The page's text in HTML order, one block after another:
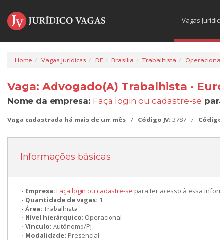
Vagas
Home Vagas Jurídicas DF Brasília Trabalhista
Vaga: Advogado(A) Trabalhista -
Nome da empresa: Faça login ou cadastre-se
Vaga cadastrada há mais de um mês / Código JV: 3787 /
Informações básicas
Empresa: Faça login ou cadastre-se para ter acesso à essa
Quantidade de vagas: 1
Área: Trabalhista
Nível hierárquico: Operacional
Vínculo: Autônomo/PJ
Modalidade: Presencial